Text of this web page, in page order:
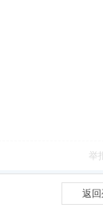
举
返